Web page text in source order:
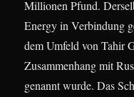
Millionen Pfund.
Energy in Verbindung
dem Umfeld von Tahir
Zusammenhang mit
genannt wurde. Das